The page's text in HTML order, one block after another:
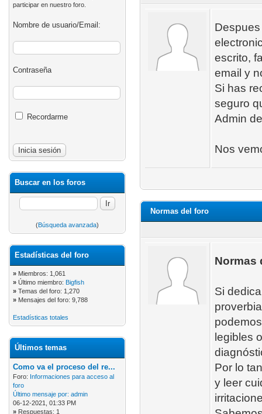
participar en nuestro foro.
Nombre de usuario/Email:
Contraseña
Recordarme
Buscar en los foros
(Búsqueda avanzada)
Estadísticas del foro
» Miembros: 1,061
» Último miembro: Bigfish
» Temas del foro: 1,270
» Mensajes del foro: 9,788
Estadísticas totales
Últimos temas
Como va el proceso del re...
Foro: Informaciones para acceso al
foro
Último mensaje por: admin
06-12-2021, 01:33 PM
» Respuestas: 1
escrito,
email y
Si has
seguro
Admin
Nos
Normas del foro
Normas
Si
legibles
Por lo
y leer